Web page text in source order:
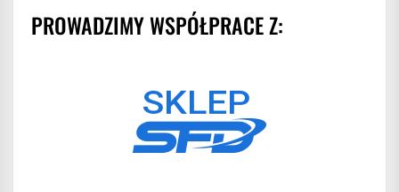
PROWADZIMY WSPÓŁPRACE Z: